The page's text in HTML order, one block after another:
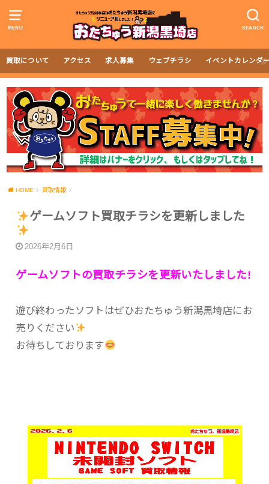
MENU SEARCH
買取について アクセス 求人募集 ウェブチラシ イベントカレンダ
HOME 買取情報
ゲームソフト買取チラシを更新しました
2026年2月6日
ゲームソフトの買取チラシを更新いたしました!
遊び終わったソフトはぜひおたちゅう新潟黒埼店にお
売りください
お待ちしております